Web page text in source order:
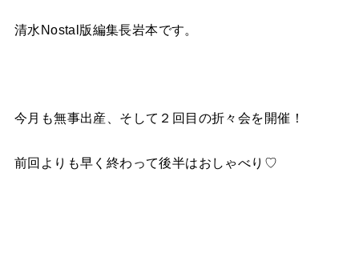
清水Nostal版編集長岩本です。
今月も無事出産、そして２回目の折々会を開催！
前回よりも早く終わって後半はおしゃべり♡